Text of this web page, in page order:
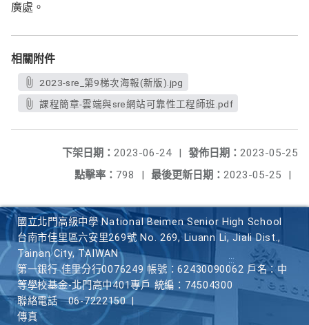
廣處。
相關附件
2023-sre_第9梯次海報(新版).jpg
課程簡章-雲端與sre網站可靠性工程師班.pdf
發佈日期： 2023-05-25
下架日期： 2023-06-24
|
最後更新日期： 2023-05-25 |
點擊率： 798 |
國立北門高級中學 National Beimen Senior High School
台南市佳里區六安里269號 No. 269, Liuann Li, Jiali Dist.,
Tainan City, TAIWAN
第一銀行 佳里分行0076249 帳號：62430090062 戶名：中
等學校基金-北門高中401專戶 統編：74504300
聯絡電話
06-7222150
傳真